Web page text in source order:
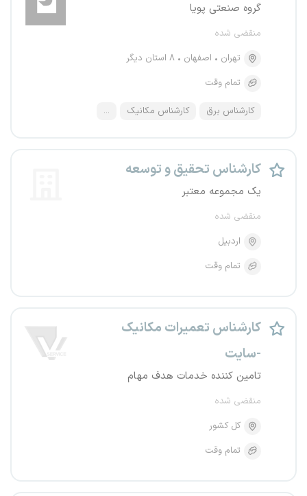
گروه صنعتی پویا
منقضی شده
تهران
اصفهان
۸ استان دیگر
تمام وقت
کارشناس برق کارشناس مکانیک ...
کارشناس تحقیق و توسعه
یک مجموعه معتبر
منقضی شده
اردبیل
تمام وقت
کارشناس تعمیرات مکانیک
-سایت
تامین کننده خدمات هدف مهام
منقضی شده
کل کشور
تمام وقت